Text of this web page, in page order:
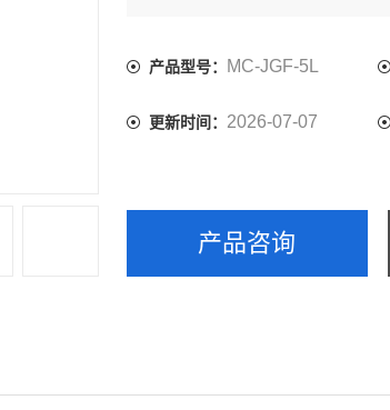
产品型号： MC-JGF-5L
更新时间： 2026-07-07
产品咨询